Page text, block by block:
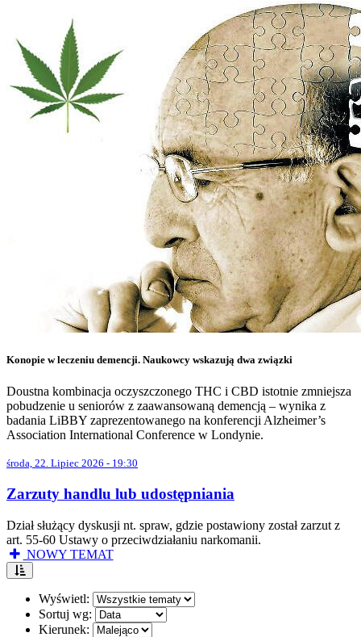
Konopie w leczeniu demencji. Naukowcy wskazują dwa związki
Doustna kombinacja oczyszczonego THC i CBD istotnie zmniejsza
pobudzenie u seniorów z zaawansowaną demencją – wynika z
badania LiBBY zaprezentowanego na konferencji Alzheimer’s
Association International Conference w Londynie.
środa, 22. Lipiec 2026 - 19:30
Zarzuty handlu lub udostępniania
Dział służący dyskusji nt. spraw, gdzie postawiony został zarzut z
art. 55-60 Ustawy o przeciwdziałaniu narkomanii.
NOWY TEMAT
Wyświetl:
Sortuj wg:
Kierunek: